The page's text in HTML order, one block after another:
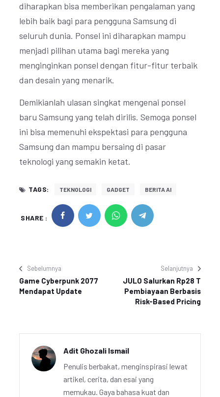
diharapkan bisa memberikan pengalaman yang
lebih baik bagi para pengguna Samsung di
seluruh dunia. Ponsel ini diharapkan mampu
menjadi pilihan utama bagi mereka yang
menginginkan ponsel dengan fitur-fitur terbaik
dan desain yang menarik.
Demikianlah ulasan singkat mengenai ponsel
baru Samsung yang telah dirilis. Semoga ponsel
ini bisa memenuhi ekspektasi para pengguna
Samsung dan mampu bersaing di pasar
teknologi yang semakin ketat.
TAGS: TEKNOLOGI GADGET BERITA AI
SHARE :
Sebelumnya
Game Cyberpunk 2077
Mendapat Update
Selanjutnya
JULO Salurkan Rp28 T
Pembiayaan Berbasis
Risk-Based Pricing
Adit Ghozali Ismail
Penulis berbakat, menginspirasi lewat
artikel, cerita, dan esai yang
memukau. Gaya bahasa kuat dan